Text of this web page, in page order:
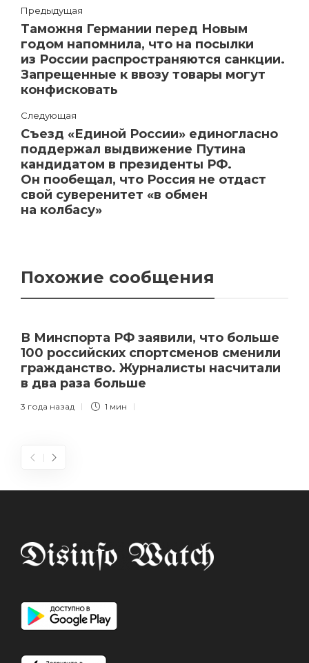
Предыдущая
Таможня Германии перед Новым
годом напомнила, что на посылки
из России распространяются санкции.
Запрещенные к ввозу товары могут
конфисковать
Следующая
Съезд «Единой России» единогласно
поддержал выдвижение Путина
кандидатом в президенты РФ.
Он пообещал, что Россия не отдаст
свой суверенитет «в обмен
на колбасу»
Похожие сообщения
В Минспорта РФ заявили, что больше
100 российских спортсменов сменили
гражданство. Журналисты насчитали
в два раза больше
3 года назад 1 мин